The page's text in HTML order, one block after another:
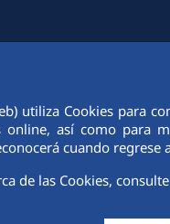
utiliza Cookies para
así como para
cuando regrese
de las Cookies,
ACTIVIDADES